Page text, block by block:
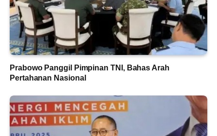
Prabowo Panggil Pimpinan TNI, Bahas Arah
Pertahanan Nasional